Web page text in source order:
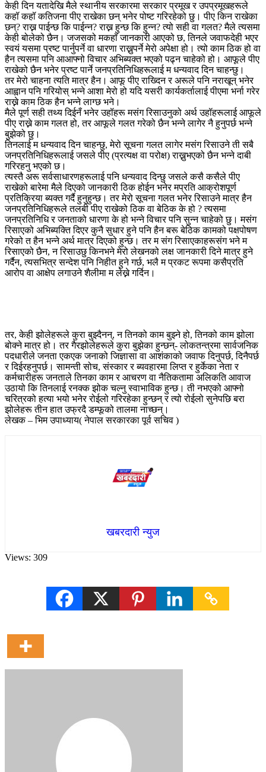
केही दिन यतादेखि मैले स्थानीय सरकारमा सरकार प्रमूख र उपप्रमूखहरूले
कहॉ कहॉ कतिजना पीए राखेका छन् भनेर पोष्ट गरिरहेको छु। पीए किन राखेका
छन्? राख्न पाईन्छ कि पाईन्न? राख्न हुन्छ कि हुन्न? त्यो सही वा गलत? मैले त्यसमा
केही बोलेको छैन। जजसको मकहॉ जानकारी आएको छ, तिनले जवाफदेही भएर
स्वयं यसमा प्रष्ट पार्नुपर्ने वा धारणा राख्नुपर्ने मेरो अपेक्षा हो। त्यो काम ठिक हो वा
हैन त्यसमा पनि आआफ्नो विचार अभिब्यक्त भएको पढ्न चाहेको हो। आफूले पीए
राखेको छैन भनेर प्रष्ट पार्ने जनप्रतिनिधिहरूलाई म धन्यवाद दिन चाहन्छु।
तर मेरो चाहना त्यति मात्र हैन। आफू पीए राख्दिन र अरूले पनि नराखून् भनेर
आह्वान पनि गरियोस् भन्ने आशा मेरो हो यदि यसरी कार्यकर्तालाई पीएमा भर्ना गरेर
राख्ने काम ठिक हैन भन्ने लाग्छ भने।
मैले पूर्ण सही तथ्य दिईनँ भनेर उहॉहरू मसंग रिसाउनुको अर्थ उहॉहरूलाई आफूले
पीए राख्ने काम गलत हो, तर आफूले गलत गरेको छैन भन्ने लागेर नै हुनुपर्छ भन्ने
बुझेको छु।
तिनलाई म धन्यवाद दिन चाहन्छु, मेरो सूचना गलत लागेर मसंग रिसाउने ती सबै
जनप्रतिनिधिहरूलाई जसले पीए (प्रत्यक्ष वा परोक्ष) राख्नुभएको छैन भन्ने दाबी
गरिरहनु भएको छ।
त्यस्तै अरू सर्वसाधारणहरूलाई पनि धन्यवाद दिन्छु जसले कसै कसैले पीए
राखेको बारेमा मैले दिएको जानकारी ठिक होईन भनेर मप्रति आक्रोशपूर्ण
प्रतिक्रिया ब्यक्त गर्दै हुनुहुन्छ। तर मेरो सूचना गलत भनेर रिसाउने मात्र हैन
जनप्रतिनिधिहरूले तलबी पीए राखेको ठिक वा बेठिक के हो ? त्यसमा
जनप्रतिनिधि र जनताको धारणा के हो भन्ने विचार पनि सुन्न चाहेको छु। मसंग
रिसाएको अभिब्यक्ति दिएर कुनै सुधार हुने पनि हैन बरू बेठिक कामको पक्षपोषण
गरेको त हैन भन्ने अर्थ मात्र दिएको हुन्छ। तर म संग रिसाएकाहरूसंग भने म
रिसाएको छैन, न रिसाउछु किनभने मेरो लेखनको लक्ष जानकारी दिने मात्र हुने
गर्दैन, त्यसभित्र सन्देश पनि निहीत हुने गर्छ, भलै म प्रकट रूपमा कसैप्रति
आरोप वा आक्षेप लगाउने शैलीमा म लेख्ने गर्दिन।
तर, केही झोलेहरूले कुरा बुझ्दैनन्, न तिनको काम बुझ्ने हो, तिनको काम झोला
बोक्ने मात्र हो। तर गैरझोलेहरूले कुरा बुझेका हुन्छन्- लोकतन्त्रमा सार्वजनिक
पदधारीले जनता एकएक जनाको जिज्ञासा वा आशंकाको जवाफ दिनुपर्छ, दिनैपर्छ
र दिईरहनुपर्छ। सामन्ती सोच, संस्कार र ब्यवहारमा लिप्त र हुर्केका नेता र
कर्मचारीहरू जनताले तिनका काम र आचरण वा नैतिकतामा अलिकति आवाज
उठायो कि तिनलाई रनक्क झोक चल्नु स्वाभाविक हुन्छ। ती नभएको आफ्नो
चरित्रको हत्या भयो भनेर रोईलो गरिरहेका हुन्छन् र त्यो रोईलो सुनेपछि बरा
झोलेहरू तीन हात उफ्रदै डम्फूको तालमा नाच्छन्।
लेखक – भिम उपाध्याय( नेपाल सरकारका पूर्व सचिव )
खबरदारी न्युज
Views: 309